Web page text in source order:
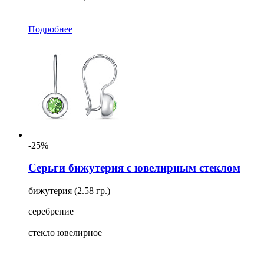
Подробнее
-25%
Серьги бижутерия с ювелирным стеклом
бижутерия (2.58 гр.)
серебрение
стекло ювелирное